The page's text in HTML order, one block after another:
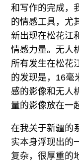
和写作的完成，
的情感工具，尤
新出现在松花江
情感力量。无人
所有发生在松花
的发现是，16毫
感的影像和无人
量的影像放在一
在我关于新疆的
实本身浮现出的
复杂，很厚重的